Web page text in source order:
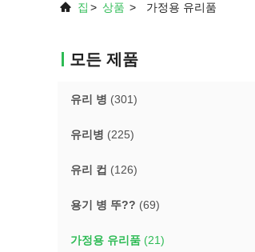
집 > 상품 > 가정용 유리품
모든 제품
유리 병 (301)
유리병 (225)
유리 컵 (126)
용기 병 뚜?? (69)
가정용 유리품 (21)